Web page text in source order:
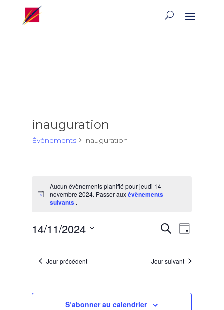
inauguration
Évènements inauguration
for
jeudi
novembre
2024
Notice
Aucun évènements planifié pour jeudi 14
novembre 2024. Passer auxévènements
suivants .
de
Recherche
de
vues
Jour
14/11/2024
date.Jour précédent Jour suivant
S’abonner au calendrier